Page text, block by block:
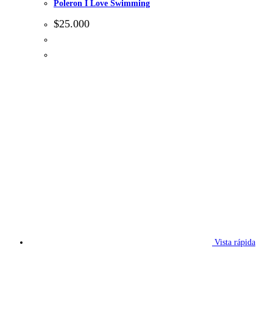
Poleron I Love Swimming
$25.000
Vista rápida